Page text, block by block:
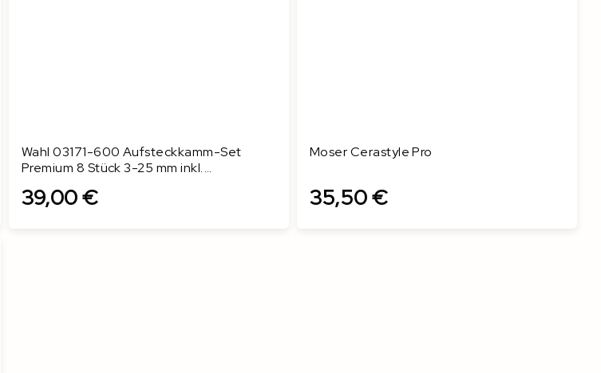
Wahl 03171-600 Aufsteckkamm-Set
Premium 8 Stück 3-25 mm inkl.
39,00 €
Moser Cerastyle Pro
35,50 €